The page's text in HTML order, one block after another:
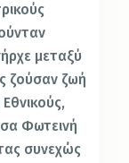
μεταξύ
ζούσαν ζωή
Φωτεινή
συνεχώς